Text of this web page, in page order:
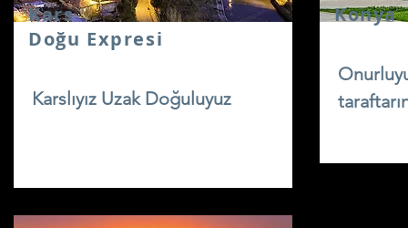
Kars
Doğu Expresi
Karslıyız Uzak Doğuluyuz
Konya